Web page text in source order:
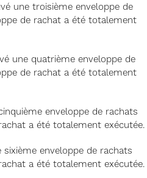
une troisième enveloppe de
de rachat a été totalement
une quatrième enveloppe de
de rachat a été totalement
enveloppe de rachats
a été totalement exécutée.
enveloppe de rachats
a été totalement exécutée.